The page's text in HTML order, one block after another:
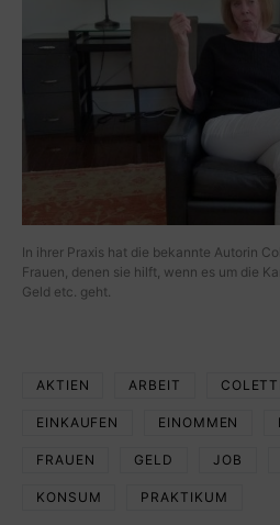
In ihrer Praxis hat die bekannte Autorin
Frauen, denen sie hilft, wenn es um die
Geld etc. geht.
AKTIEN ARBEIT
EINKAUFEN EINOMMEN
FRAUEN GELD JOB
KONSUM PRAKTIKUM